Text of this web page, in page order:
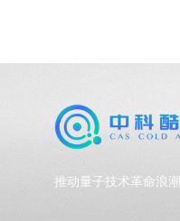
推动量子技术革命浪潮